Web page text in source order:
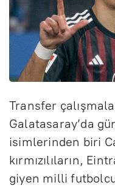
Transfer
Galatasaray’da
isimlerinden biri
kırmızılıların,
giyen milli